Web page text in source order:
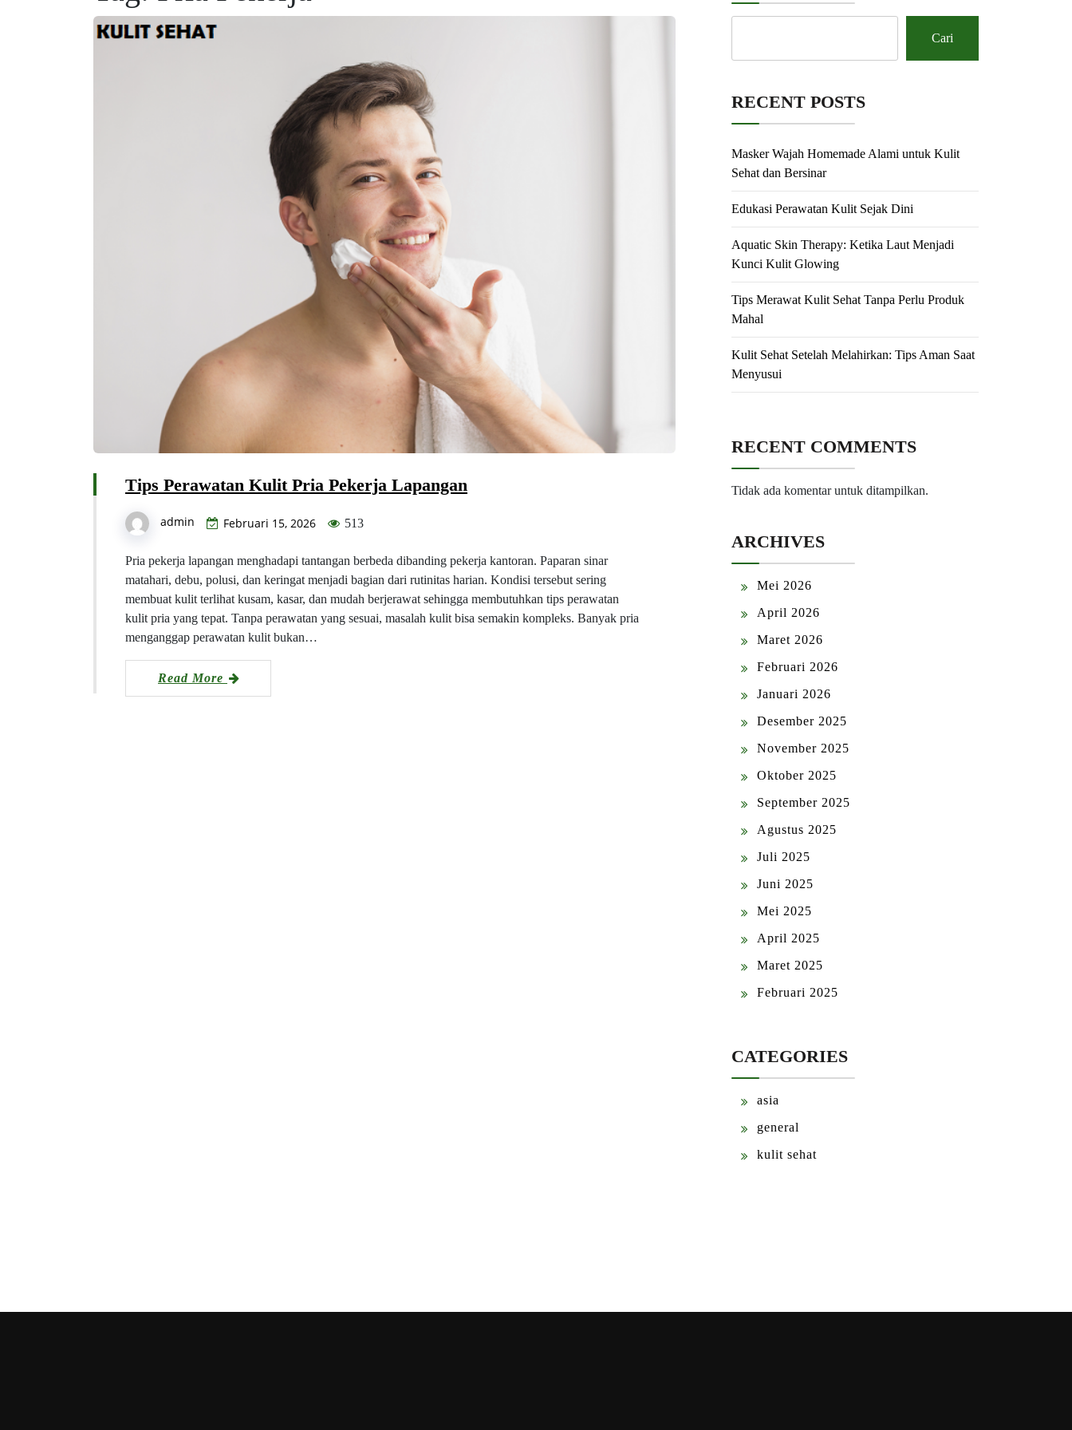
Tips Perawatan Kulit Pria Pekerja Lapangan
admin Februari 15, 2026 513
Pria pekerja lapangan menghadapi tantangan berbeda dibanding pekerja kantoran. Paparan sinar
matahari, debu, polusi, dan keringat menjadi bagian dari rutinitas harian. Kondisi tersebut sering
membuat kulit terlihat kusam, kasar, dan mudah berjerawat sehingga membutuhkan tips perawatan
kulit pria yang tepat. Tanpa perawatan yang sesuai, masalah kulit bisa semakin kompleks. Banyak pria
menganggap perawatan kulit bukan…
Read More
Cari
RECENT POSTS
Masker Wajah Homemade Alami untuk Kulit
Sehat dan Bersinar
Edukasi Perawatan Kulit Sejak Dini
Aquatic Skin Therapy: Ketika Laut Menjadi
Kunci Kulit Glowing
Tips Merawat Kulit Sehat Tanpa Perlu Produk
Mahal
Kulit Sehat Setelah Melahirkan: Tips Aman Saat
Menyusui
RECENT COMMENTS
Tidak ada komentar untuk ditampilkan.
ARCHIVES
Mei 2026
April 2026
Maret 2026
Februari 2026
Januari 2026
Desember 2025
November 2025
Oktober 2025
September 2025
Agustus 2025
Juli 2025
Juni 2025
Mei 2025
April 2025
Maret 2025
Februari 2025
CATEGORIES
asia
general
kulit sehat